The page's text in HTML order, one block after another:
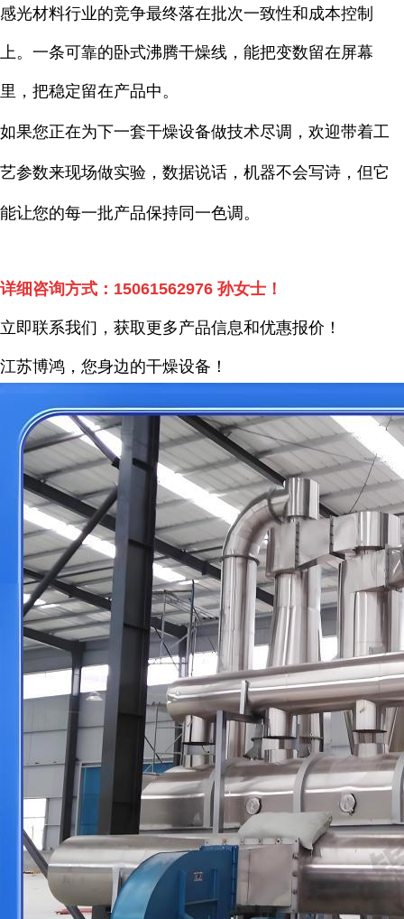
感光材料行业的竞争最终落在批次一致性和成本控制
上。一条可靠的卧式沸腾干燥线，能把变数留在屏幕
里，把稳定留在产品中。
如果您正在为下一套干燥设备做技术尽调，欢迎带着工
艺参数来现场做实验，数据说话，机器不会写诗，但它
能让您的每一批产品保持同一色调。
详细咨询方式： 15061562976 孙女士！
立即联系我们，获取更多产品信息和优惠报价！
江苏博鸿，您身边的干燥设备 ！